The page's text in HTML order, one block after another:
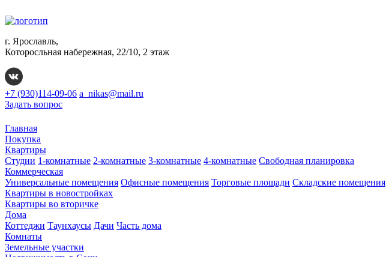
г. Ярославль,
Которосльная набережная, 22/10, 2 этаж
+7 (930)114-09-06 a_nikas@mail.ru
Задать вопрос
Главная
Покупка
Квартиры
Студии 1-комнатные 2-комнатные 3-комнатные 4-комнатные Свободная планировка
Коммерческая
Универсальные помещения Офисные помещения Торговые площади Складские помещения
Квартиры в новостройках
Квартиры во вторичке
Дома
Коттеджи Таунхаусы Дачи Часть дома
Комнаты
Земельные участки